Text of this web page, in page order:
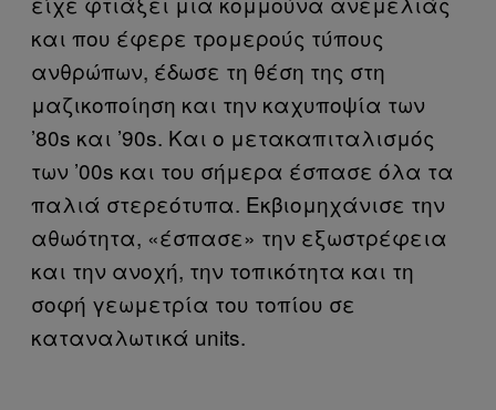
και που έφερε τρομερούς τύπους
ανθρώπων, έδωσε τη θέση της στη
μαζικοποίηση και την καχυποψία των
’80s και ’90s. Και ο μετακαπιταλισμός
των ’00s και του σήμερα έσπασε όλα τα
παλιά στερεότυπα. Εκβιομηχάνισε την
αθωότητα, «έσπασε» την εξωστρέφεια
και την ανοχή, την τοπικότητα και τη
σοφή γεωμετρία του τοπίου σε
καταναλωτικά units.